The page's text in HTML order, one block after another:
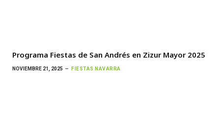
Programa Fiestas de San Andrés en Zizur Mayor 2025
NOVIEMBRE 21, 2025 FIESTAS NAVARRA